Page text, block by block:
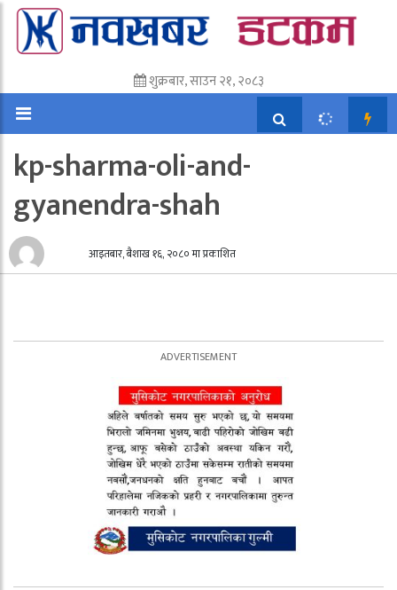
शुक्रबार, साउन २१, २०८३
kp-sharma-oli-and-
gyanendra-shah
आइतबार, बैशाख १६, २०८० मा प्रकाशित